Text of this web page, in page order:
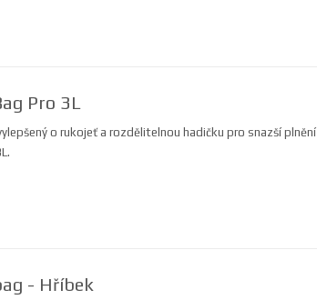
Pro 3L
o rukojeť a rozdělitelnou hadičku pro snazší plnění
- Hříbek